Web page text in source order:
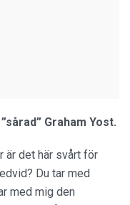
Graham Yost.
är det här svårt för
Du tar med
med mig den